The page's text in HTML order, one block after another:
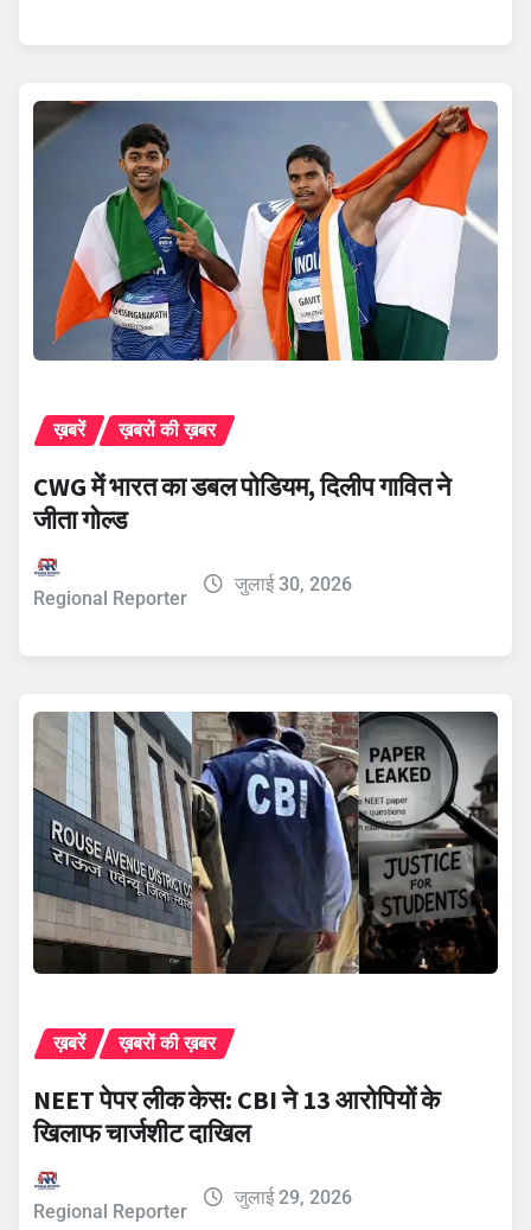
ख़बरें ख़बरों की ख़बर
CWG में भारत का डबल पोडियम, दिलीप गावित ने
जीता गोल्ड
Regional Reporter
जुलाई 30, 2026
ख़बरें ख़बरों की ख़बर
NEET पेपर लीक केस: CBI ने 13 आरोपियों के
खिलाफ चार्जशीट दाखिल
Regional Reporter
जुलाई 29, 2026